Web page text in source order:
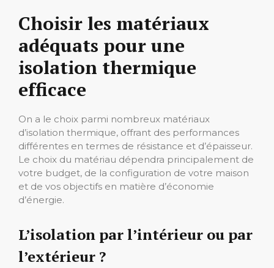
Choisir les matériaux
adéquats pour une
isolation thermique
efficace
On a le choix parmi nombreux matériaux
d’isolation thermique, offrant des performances
différentes en termes de résistance et d’épaisseur.
Le choix du matériau dépendra principalement de
votre budget, de la configuration de votre maison
et de vos objectifs en matière d’économie
d’énergie.
L’isolation par l’intérieur ou par
l’extérieur ?